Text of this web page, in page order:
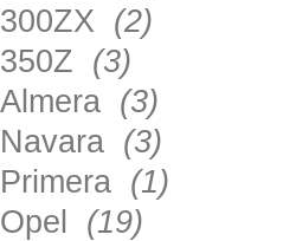
300ZX (2)
350Z (3)
Almera (3)
Navara (3)
Primera (1)
Opel (19)